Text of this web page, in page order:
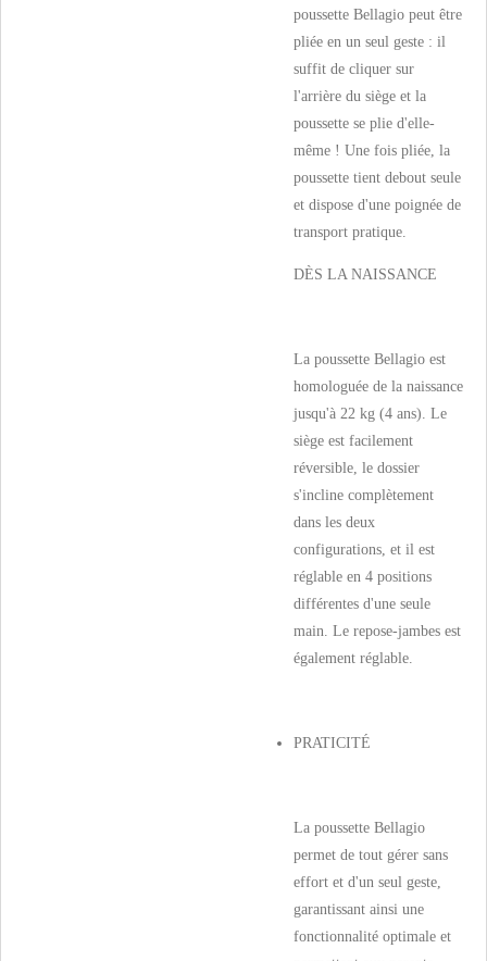
poussette Bellagio peut être
pliée en un seul geste : il
suffit de cliquer sur
l'arrière du siège et la
poussette se plie d'elle-
même ! Une fois pliée, la
poussette tient debout seule
et dispose d'une poignée de
transport pratique.
DÈS LA NAISSANCE
La poussette Bellagio est
homologuée de la naissance
jusqu'à 22 kg (4 ans). Le
siège est facilement
réversible, le dossier
s'incline complètement
dans les deux
configurations, et il est
réglable en 4 positions
différentes d'une seule
main. Le repose-jambes est
également réglable.
PRATICITÉ
La poussette Bellagio
permet de tout gérer sans
effort et d'un seul geste,
garantissant ainsi une
fonctionnalité optimale et